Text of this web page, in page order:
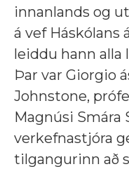
innanlands og
á vef Háskólans
leiddu hann alla
Þar var Giorgio
Johnstone,
Magnúsi Smára
verkefnastjóra
tilgangurinn að